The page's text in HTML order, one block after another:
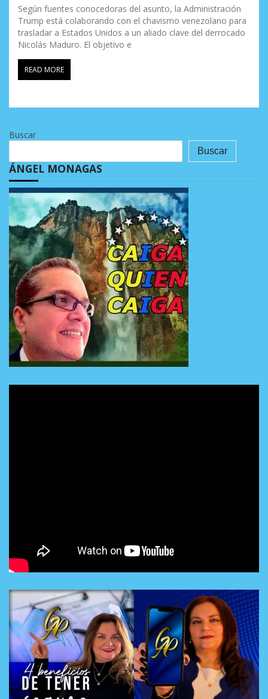
Según fuentes conocedoras del asunto, la Administración
Trump está colaborando con el chavismo venezolano para
trasladar a Estados Unidos a un aliado clave del derrocado
Nicolás Maduro. El objetivo e
READ MORE
Buscar
Buscar
ÁNGEL MONAGAS